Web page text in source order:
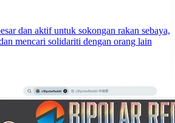
dan aktif untuk sokongan rakan sebaya,
mencari solidariti dengan orang lain